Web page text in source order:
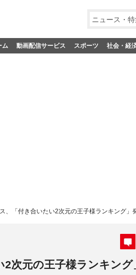
ニュース・
ム 動画配信サービス スポーツ 社会・経
、「付き合いたい2次元の王子様ランキング」
次元の王子様ランキング